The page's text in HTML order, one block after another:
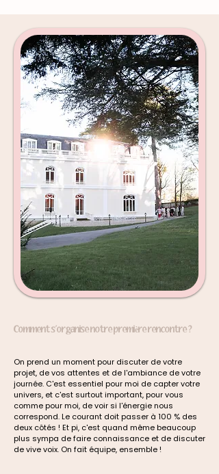
Comment s'organise notre première rencontre ?
On prend un moment pour discuter de votre
projet, de vos attentes et de l'ambiance de votre
journée. C'est essentiel pour moi de capter votre
univers, et c'est surtout important, pour vous
comme pour moi, de voir si l'énergie nous
correspond. Le courant doit passer à 100 % des
deux côtés ! Et pi, c'est quand même beaucoup
plus sympa de faire connaissance et de discuter
de vive voix. On fait équipe, ensemble !